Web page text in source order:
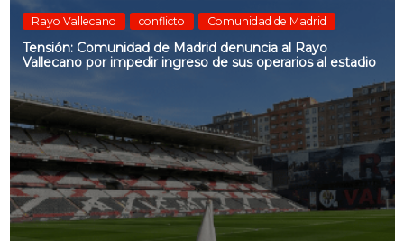
Rayo Vallecano conflicto Comunidad de Madrid
Tensión: Comunidad de Madrid denuncia al Rayo
Vallecano por impedir ingreso de sus operarios al estadio